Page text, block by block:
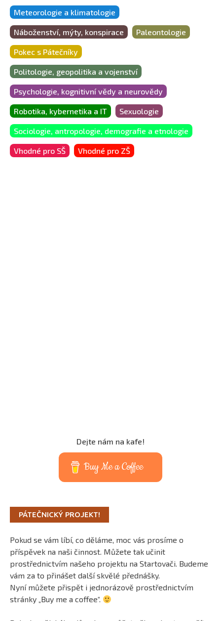
Meteorologie a klimatologie
Náboženství, mýty, konspirace Paleontologie
Pokec s Pátečníky
Politologie, geopolitika a vojenství
Psychologie, kognitivní vědy a neurovědy
Robotika, kybernetika a IT Sexuologie
Sociologie, antropologie, demografie a etnologie
Vhodné pro SŠ Vhodné pro ZŠ
Dejte nám na kafe!
Buy Me a Coffee
PÁTEČNICKÝ PROJEKT!
Pokud se vám líbí, co děláme, moc vás prosíme o
příspěvek na naši činnost. Můžete tak učinit
prostřednictvím našeho projektu na Startovači. Budeme
vám za to přinášet další skvělé přednášky.
Nyní můžete přispět i jednorázově prostřednictvím
stránky „Buy me a coffee“.